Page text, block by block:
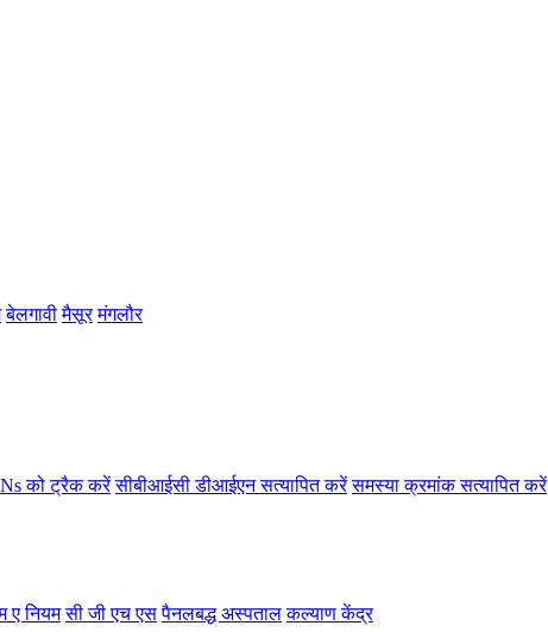
बेलगावी मैसूर मंगलौर
को ट्रैक करें सीबीआईसी डीआईएन सत्यापित करें समस्या क्रमांक सत्यापित करें
ए नियम सी जी एच एस पैनलबद्ध अस्पताल कल्याण केंद्र